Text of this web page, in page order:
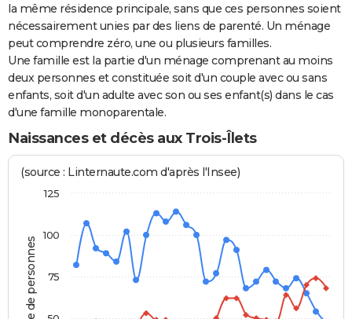
la même résidence principale, sans que ces personnes soient
nécessairement unies par des liens de parenté. Un ménage
peut comprendre zéro, une ou plusieurs familles.
Une famille est la partie d'un ménage comprenant au moins
deux personnes et constituée soit d'un couple avec ou sans
enfants, soit d'un adulte avec son ou ses enfant(s) dans le cas
d'une famille monoparentale.
Naissances et décès aux Trois-Îlets
(source : Linternaute.com d'après l'Insee)
75
100
125